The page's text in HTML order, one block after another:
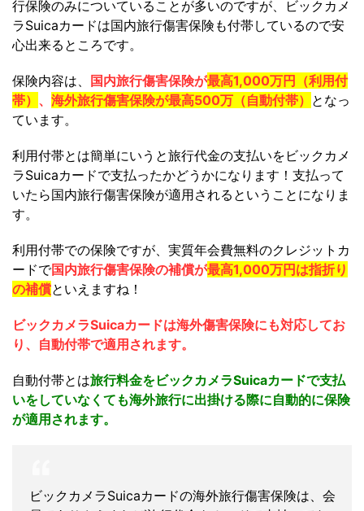
行保険のみについていることが多いのですが、ビックカメ
ラSuicaカードは国内旅行傷害保険も付帯しているので安
心出来るところです。
保険内容は、 国内旅行傷害保険が最高1,000万円（利用付
帯） 、 海外旅行傷害保険が最高500万（自動付帯） となっ
ています。
利用付帯とは簡単にいうと旅行代金の支払いをビックカメ
ラSuicaカードで支払ったかどうかになります！支払って
いたら国内旅行傷害保険が適用されるということになりま
す。
利用付帯での保険ですが、実質年会費無料のクレジットカ
ードで国内旅行傷害保険の補償が最高1,000万円は指折り
の補償といえますね！
ビックカメラSuicaカードは海外傷害保険にも対応してお
り、自動付帯で適用されます。
自動付帯とは旅行料金をビックカメラSuicaカードで支払
いをしていなくても海外旅行に出掛ける際に自動的に保険
が適用されます。
ビックカメラSuicaカードの海外旅行傷害保険は、会